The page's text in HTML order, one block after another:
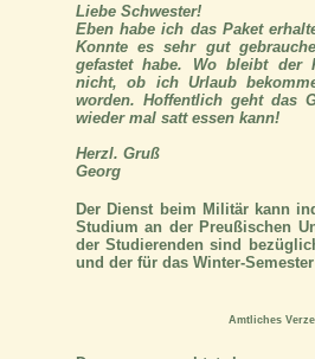
Liebe Schwester!
Eben habe ich das Paket
Konnte es sehr gut
gefastet habe. Wo bleibt der
nicht, ob ich Urlaub
worden. Hoffentlich geht das
wieder mal satt essen kann!
Herzl. Gruß
Georg
Der Dienst beim Militär kann
Studium an der Preußischen
der Studierenden sind
und der für das Winter-Semester
Amtliches